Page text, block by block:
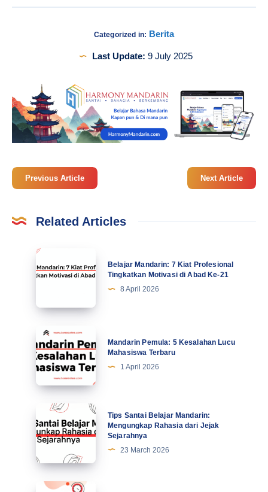
Categorized in: Berita
Last Update: 9 July 2025
Previous Article Next Article
Related Articles
Belajar
Mandarin:
Profesional
Tingkatkan
Motivasi
di
Abad
Ke-
Belajar Mandarin: 7 Kiat Profesional
Tingkatkan Motivasi di Abad Ke-21
8 April 2026
Mandarin
Pemula:
5
Kesalahan
Lucu
Mahasiswa
Terbaru
Mandarin Pemula: 5 Kesalahan Lucu
Mahasiswa Terbaru
1 April 2026
Tips
Santai
Belajar
Mandarin:
Mengungkap
Rahasia
Tips Santai Belajar Mandarin:
Mengungkap Rahasia dari Jejak
Sejarahnya
23 March 2026
Masa